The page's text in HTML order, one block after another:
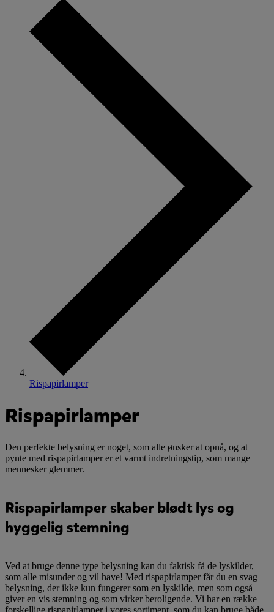
Rispapirlamper
Rispapirlamper
Den perfekte belysning er noget, som alle ønsker at opnå, og at
pynte med rispapirlamper er et varmt indretningstip, som mange
mennesker glemmer.
Rispapirlamper skaber blødt lys og
hyggelig stemning
Ved at bruge denne type belysning kan du faktisk få de lyskilder,
som alle misunder og vil have! Med rispapirlamper får du en svag
belysning, der ikke kun fungerer som en lyskilde, men som også
giver en vis stemning og som virker beroligende. Vi har en række
forskellige rispapirlamper i vores sortiment, som du kan bruge både